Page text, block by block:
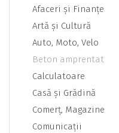
Afaceri şi Finanţe
Artă şi Cultură
Auto, Moto, Velo
Beton amprentat
Calculatoare
Casă şi Grădină
Comerţ, Magazine
Comunicaţii